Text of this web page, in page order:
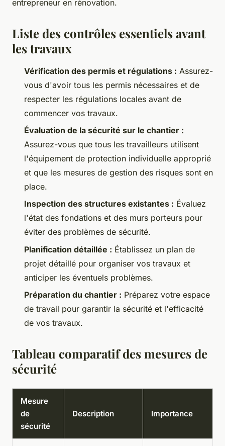
entrepreneur en rénovation.
Liste des contrôles essentiels avant
les travaux
Vérification des permis et régulations : Assurez-
vous d'avoir tous les permis nécessaires et de
respecter les régulations locales avant de
commencer vos travaux.
Évaluation de la sécurité sur le chantier :
Assurez-vous que tous les travailleurs utilisent
l'équipement de protection individuelle approprié
et que les mesures de gestion des risques sont en
place.
Inspection des structures existantes : Évaluez
l'état des fondations et des murs porteurs pour
éviter des problèmes de sécurité.
Planification détaillée : Établissez un plan de
projet détaillé pour organiser vos travaux et
anticiper les éventuels problèmes.
Préparation du chantier : Préparez votre espace
de travail pour garantir la sécurité et l'efficacité
de vos travaux.
Tableau comparatif des mesures de
sécurité
Mesure
de
sécurité
Description Importance